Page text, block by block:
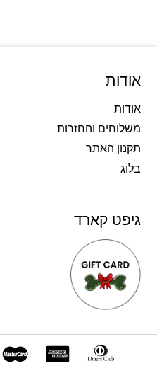
אודות
אודות
משלוחים והחזרות
תקנון האתר
בלוג
גיפט קארד